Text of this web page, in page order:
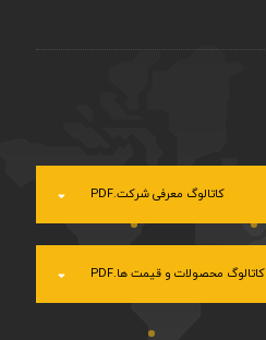
کاتالوگ معرفی شرکت.PDF
کاتالوگ محصولات و قیمت ها.PDF